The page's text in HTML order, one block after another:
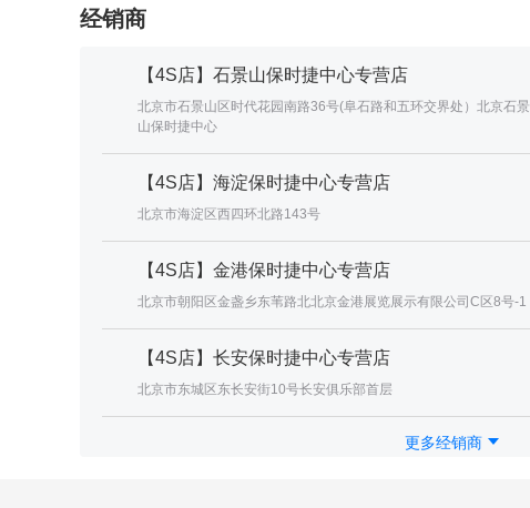
经销商
【4S店】石景山保时捷中心专营店
北京市石景山区时代花园南路36号(阜石路和五环交界处）北京石景
山保时捷中心
【4S店】海淀保时捷中心专营店
北京市海淀区西四环北路143号
【4S店】金港保时捷中心专营店
北京市朝阳区金盏乡东苇路北北京金港展览展示有限公司C区8号-1
【4S店】长安保时捷中心专营店
北京市东城区东长安街10号长安俱乐部首层
更多经销商